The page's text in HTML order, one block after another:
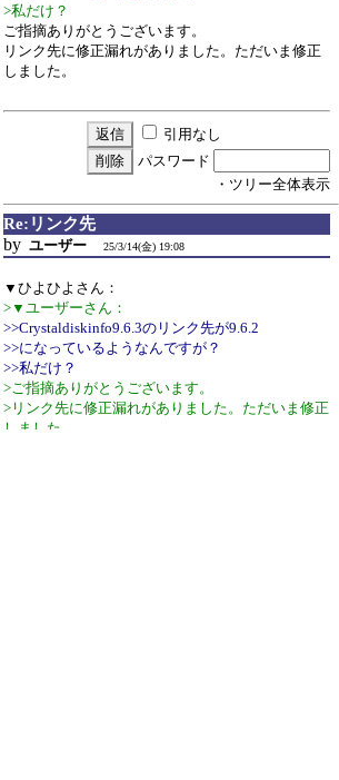
>私だけ？
ご指摘ありがとうございます。
リンク先に修正漏れがありました。ただいま修正
しました。
引用なし
パスワード
・ツリー全体表示
Re:リンク先
by ユーザー 25/3/14(金) 19:08
▼ひよひよさん：
>▼ユーザーさん：
>>Crystaldiskinfo9.6.3のリンク先が9.6.2
>>になっているようなんですが？
>>私だけ？
>ご指摘ありがとうございます。
>リンク先に修正漏れがありました。ただいま修正
しました。